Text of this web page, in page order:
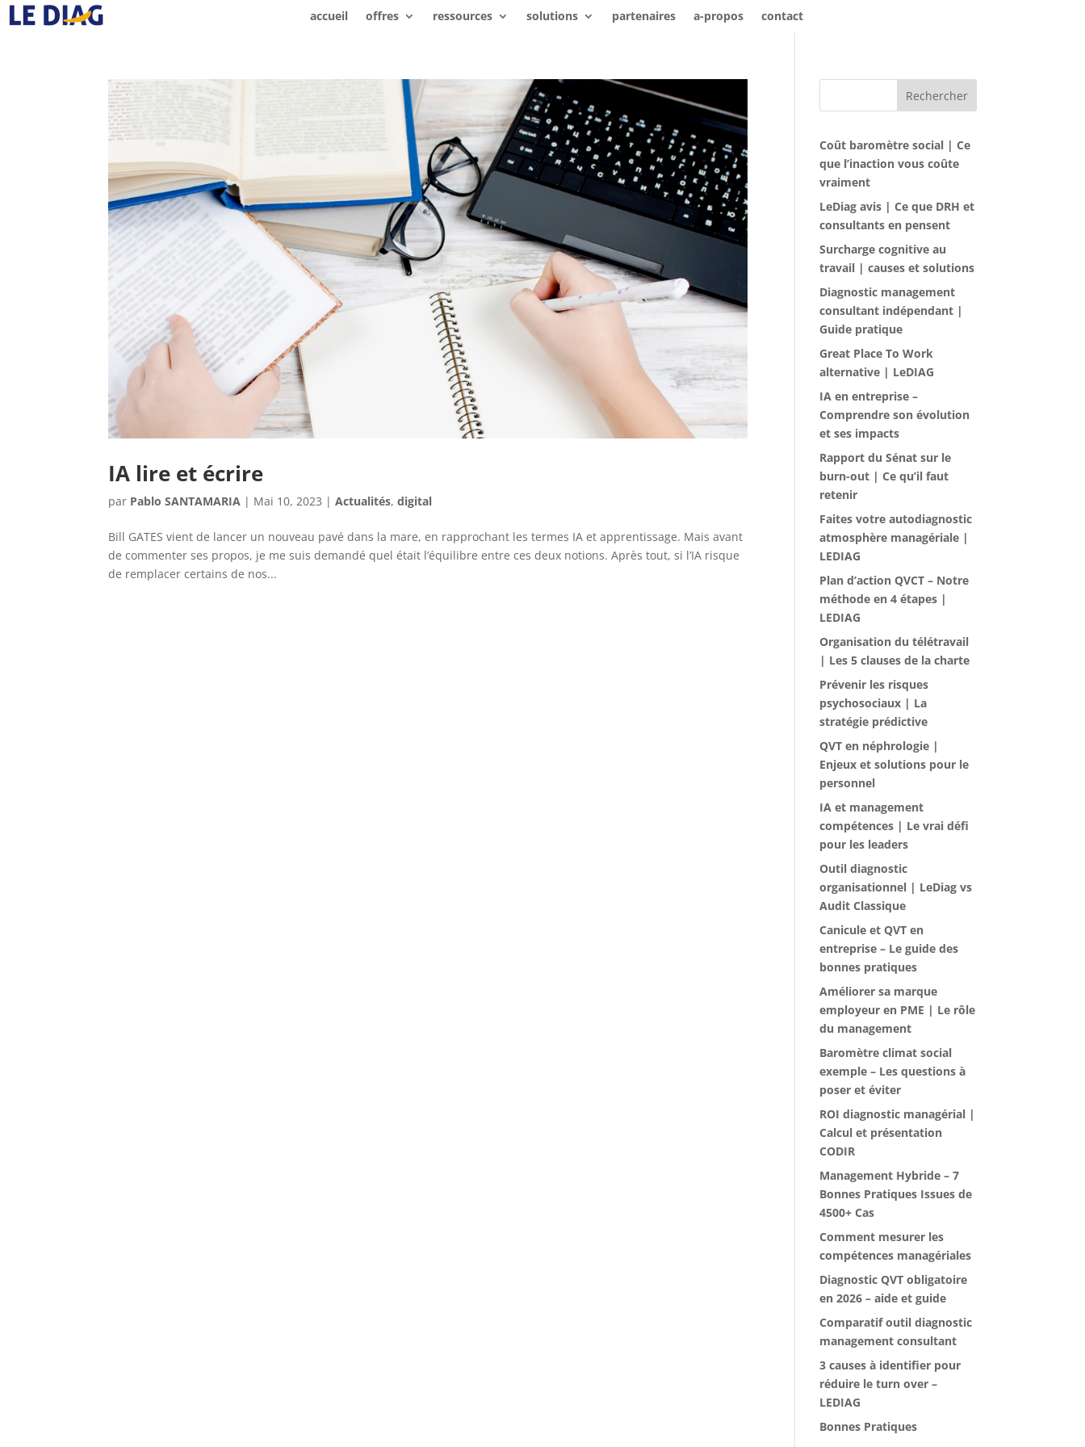
accueil offres ressources solutions partenaires a-propos contact
IA lire et écrire
par Pablo SANTAMARIA | Mai 10, 2023 |Actualités,digital
Bill GATES vient de lancer un nouveau pavé dans la mare, en rapprochant les termes IA et apprentissage. Mais avant
de commenter ses propos, je me suis demandé quel était l’équilibre entre ces deux notions. Après tout, si l’IA risque
de remplacer certains de nos...
Rechercher
Coût baromètre social | Ce
que l’inaction vous coûte
vraiment
LeDiag avis | Ce que DRH et
consultants en pensent
Surcharge cognitive au
travail | causes et solutions
Diagnostic management
consultant indépendant |
Guide pratique
Great Place To Work
alternative | LeDIAG
IA en entreprise –
Comprendre son évolution
et ses impacts
Rapport du Sénat sur le
burn-out | Ce qu’il faut
retenir
Faites votre autodiagnostic
atmosphère managériale |
LEDIAG
Plan d’action QVCT – Notre
méthode en 4 étapes |
LEDIAG
Organisation du télétravail
| Les 5 clauses de la charte
Prévenir les risques
psychosociaux | La
stratégie prédictive
QVT en néphrologie |
Enjeux et solutions pour le
personnel
IA et management
compétences | Le vrai défi
pour les leaders
Outil diagnostic
organisationnel | LeDiag vs
Audit Classique
Canicule et QVT en
entreprise – Le guide des
bonnes pratiques
Améliorer sa marque
employeur en PME | Le rôle
du management
Baromètre climat social
exemple – Les questions à
poser et éviter
ROI diagnostic managérial |
Calcul et présentation
CODIR
Management Hybride – 7
Bonnes Pratiques Issues de
4500+ Cas
Comment mesurer les
compétences managériales
Diagnostic QVT obligatoire
en 2026 – aide et guide
Comparatif outil diagnostic
management consultant
3 causes à identifier pour
réduire le turn over –
LEDIAG
Bonnes Pratiques